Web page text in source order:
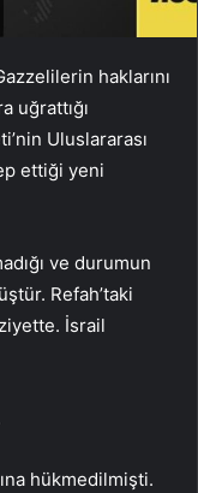
haklarını
uğrattığı
Uluslararası
ettiği yeni
ve durumun
Refah’taki
İsrail
hükmedilmişti.